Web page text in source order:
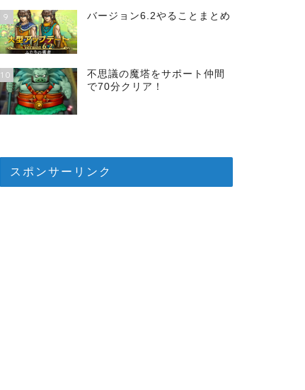
9 バージョン6.2やることまとめ
10
不思議の魔塔をサポート仲間
で70分クリア！
スポンサーリンク